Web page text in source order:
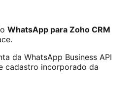
WhatsApp para Zoho CRM
da WhatsApp Business API
cadastro incorporado da